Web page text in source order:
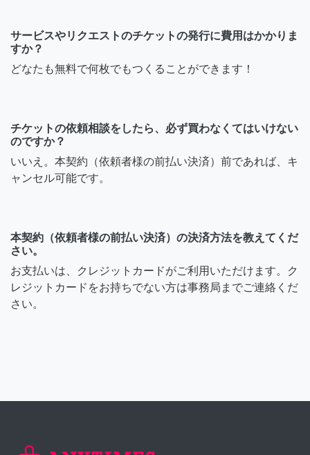
サービスやリクエストのチケットの発行に費用はかかりま
すか？
どなたも無料で何枚でもつくることができます！
チケットの依頼相談をしたら、必ず買わなくてはいけない
のですか？
いいえ。本契約（依頼者様の前払い決済）前であれば、キ
ャンセル可能です。
本契約（依頼者様の前払い決済）の決済方法を教えてくだ
さい。
お支払いは、クレジットカードがご利用いただけます。ク
レジットカードをお持ちでない方は事務局までご連絡くだ
さい。